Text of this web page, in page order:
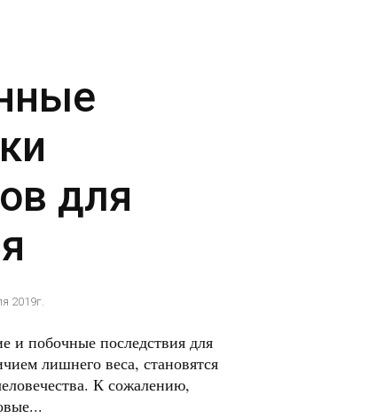
для
2019г.
и побочные последствия для
лишнего веса, становятся
К сожалению,